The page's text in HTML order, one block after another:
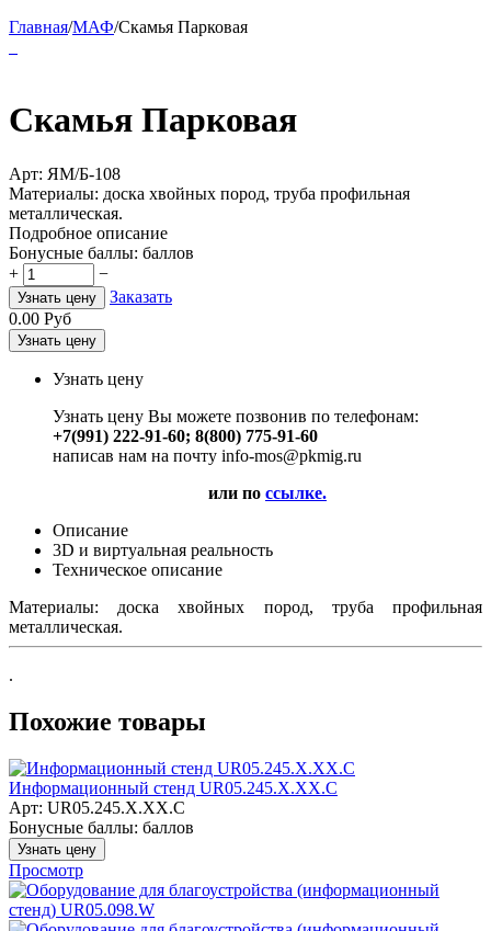
Главная/МАФ/Скамья Парковая
Скамья Парковая
Арт: ЯМ/Б-108
Материалы: доска хвойных пород, труба профильная
металлическая.
Подробное описание
Бонусные баллы: баллов
+
−
Узнать цену
Заказать
0.00 Руб
Узнать цену
Узнать цену
Узнать цену Вы можете позвонив по телефонам:
+7(991) 222-91-60; 8(800) 775-91-60
написав нам на почту info-mos@pkmig.ru
или по ссылке.
Описание
3D и виртуальная реальность
Техническое описание
Материалы: доска хвойных пород, труба профильная
металлическая.
.
Похожие товары
Информационный стенд UR05.245.X.XX.C
Арт: UR05.245.X.XX.C
Бонусные баллы: баллов
Узнать цену
Просмотр